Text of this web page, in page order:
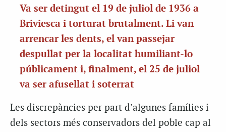
Va ser detingut el 19 de juliol de 1936 a
Briviesca i torturat brutalment. Li van
arrencar les dents, el van passejar
despullat per la localitat humiliant-lo
públicament i, finalment, el 25 de juliol
va ser afusellat i soterrat
Les discrepàncies per part d’algunes famílies i
dels sectors més conservadors del poble cap al